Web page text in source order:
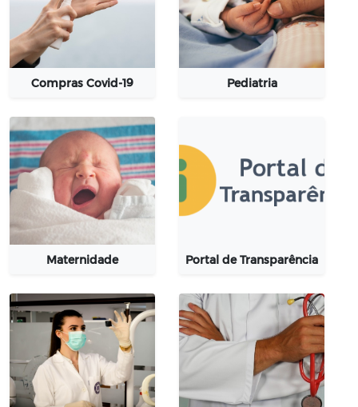
Compras Covid-19 Pediatria
Maternidade Portal de Transparência